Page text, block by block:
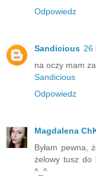
Odpowiedz
Sandicious 26
na oczy mam
Sandicious
Odpowiedz
Magdalena
Byłam pewna,
żelowy tusz do
^_^